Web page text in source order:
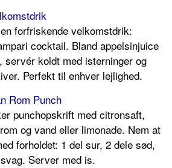
forfriskende velkomstdrik:
cocktail. Bland appelsinjuice
servér koldt med isterninger og
Perfekt til enhver lejlighed.
Rom Punch
punchopskrift med citronsaft,
og vand eller limonade. Nem at
forholdet: 1 del sur, 2 dele sød,
Server med is.